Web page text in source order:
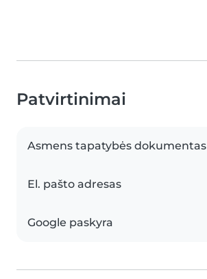
Patvirtinimai
Asmens tapatybės dokumentas
El. pašto adresas
Google paskyra